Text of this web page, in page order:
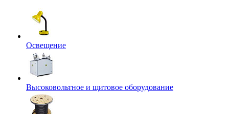
Освещение
Высоковольтное и щитовое оборудование